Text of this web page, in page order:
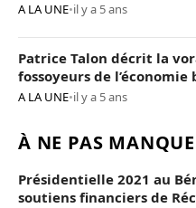
A LA UNE•il y a 5 ans
Patrice Talon décrit la
fossoyeurs de l’économie
A LA UNE•il y a 5 ans
À NE PAS
Présidentielle 2021 au
soutiens financiers de